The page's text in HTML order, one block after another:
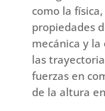
como la
propiedades
mecánica y
las
fuerzas en
de la altura